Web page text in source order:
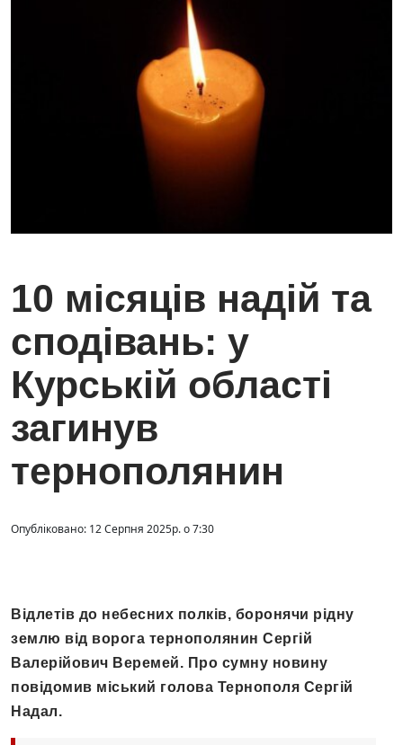
10 місяців надій та
сподівань: у
Курській області
загинув
тернополянин
Опубліковано: 12 Серпня 2025р. о 7:30
Відлетів до небесних полків, боронячи рідну
землю від ворога тернополянин Сергій
Валерійович Веремей. Про сумну новину
повідомив міський голова Тернополя Сергій
Надал.